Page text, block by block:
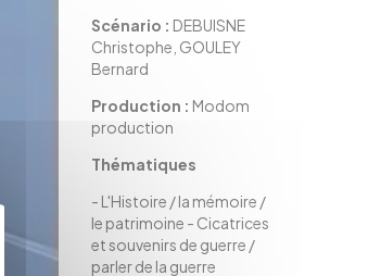
Scénario : DEBUISNE
Christophe, GOULEY
Bernard
Production : Modom
production
Thématiques
- L'Histoire / la mémoire /
le patrimoine - Cicatrices
et souvenirs de guerre /
parler de la guerre